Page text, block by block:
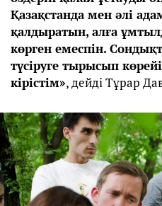
Қазақстанда мен әлі
қалдыратын, алға
көрген емеспін.
түсіруге тырысып
кірістім», дейді Тұрар